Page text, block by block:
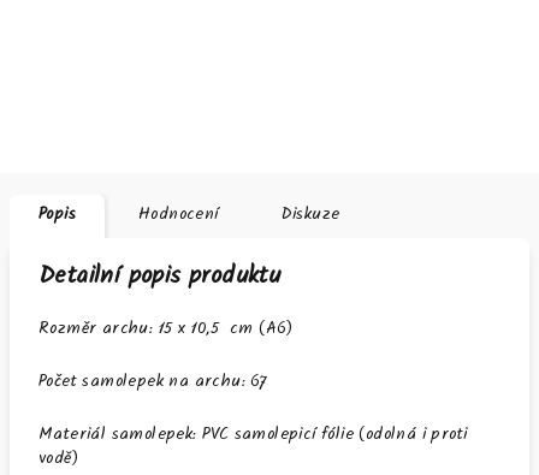
Popis Hodnocení Diskuze
Detailní popis produktu
Rozměr archu: 15 x 10,5 cm (A6)
Počet samolepek na archu: 67
Materiál samolepek: PVC samolepicí fólie (odolná i proti
vodě)